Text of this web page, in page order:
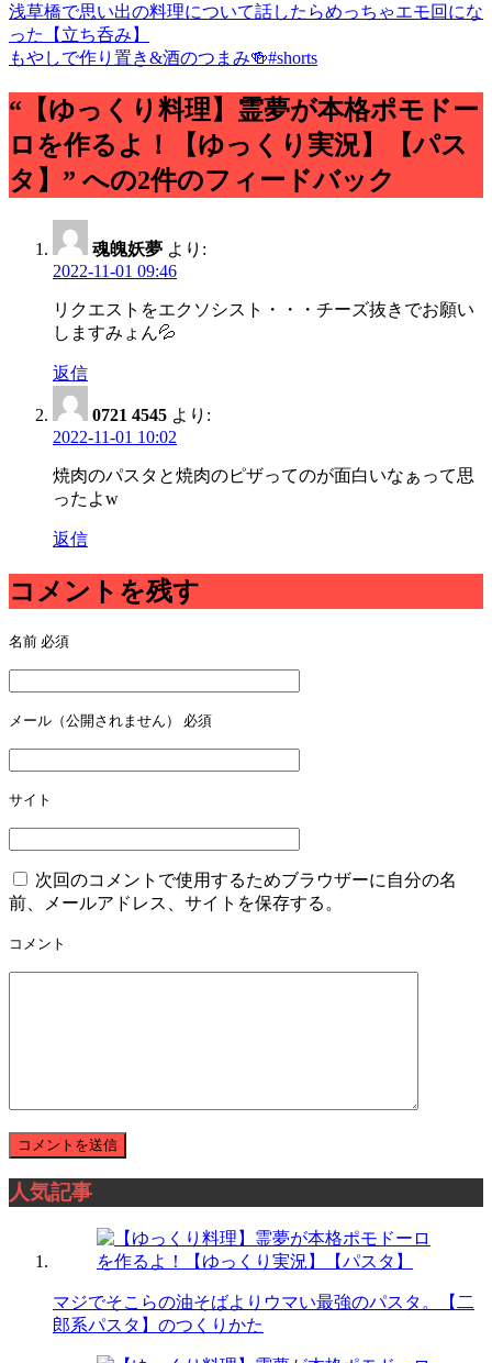
浅草橋で思い出の料理について話したらめっちゃエモ回にな
った【立ち呑み】
もやしで作り置き&酒のつまみ🍻#shorts
“【ゆっくり料理】霊夢が本格ポモドー
ロを作るよ！【ゆっくり実況】【パス
タ】” への2件のフィードバック
魂魄妖夢 より:
2022-11-01 09:46
リクエストをエクソシスト・・・チーズ抜きでお願い
しますみょん💦
返信
0721 4545 より:
2022-11-01 10:02
焼肉のパスタと焼肉のピザってのが面白いなぁって思
ったよw
返信
コメントを残す
名前 必須
メール（公開されません） 必須
サイト
次回のコメントで使用するためブラウザーに自分の名
前、メールアドレス、サイトを保存する。
コメント
人気記事
マジでそこらの油そばよりウマい最強のパスタ。【二
郎系パスタ】のつくりかた